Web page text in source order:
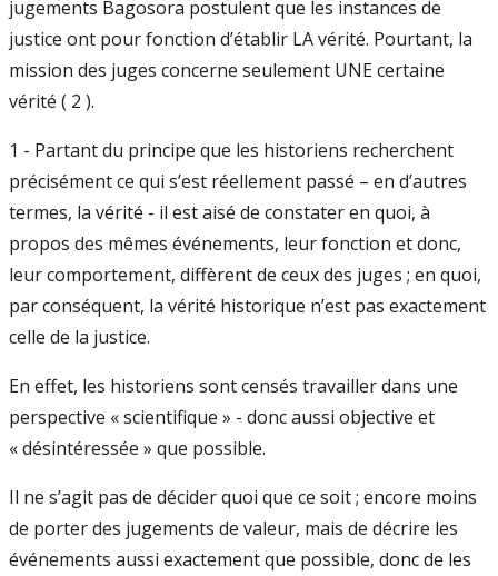
jugements Bagosora postulent que les instances de
justice ont pour fonction d’établir LA vérité. Pourtant, la
mission des juges concerne seulement UNE certaine
vérité ( 2 ).
1 - Partant du principe que les historiens recherchent
précisément ce qui s’est réellement passé – en d’autres
termes, la vérité - il est aisé de constater en quoi, à
propos des mêmes événements, leur fonction et donc,
leur comportement, diffèrent de ceux des juges ; en quoi,
par conséquent, la vérité historique n’est pas exactement
celle de la justice.
En effet, les historiens sont censés travailler dans une
perspective « scientifique » - donc aussi objective et
« désintéressée » que possible.
Il ne s’agit pas de décider quoi que ce soit ; encore moins
de porter des jugements de valeur, mais de décrire les
événements aussi exactement que possible, donc de les